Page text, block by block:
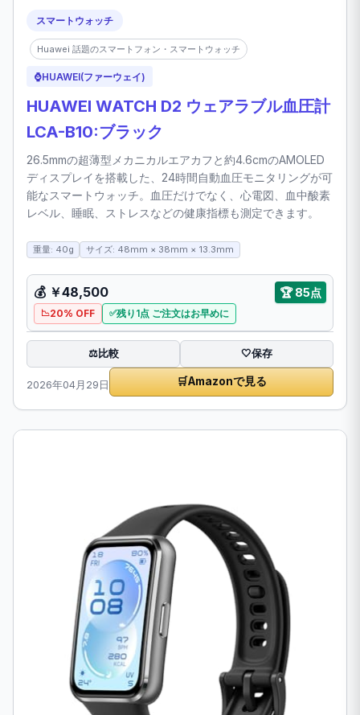
スマートウォッチ
Huawei 話題のスマートフォン・スマートウォッチ
⌚HUAWEI(ファーウェイ)
HUAWEI WATCH D2 ウェアラブル血圧計
LCA-B10:ブラック
26.5mmの超薄型メカニカルエアカフと約4.6cmのAMOLED
ディスプレイを搭載した、24時間自動血圧モニタリングが可
能なスマートウォッチ。血圧だけでなく、心電図、血中酸素
レベル、睡眠、ストレスなどの健康指標も測定できます。
重量: 40g サイズ: 48mm × 38mm × 13.3mm
💰 ￥48,500 🏆85点
20% OFF 残り1点 ご注文はお早めに
⚖️比較 🤍保存
2026年04月29日 🛒Amazonで見る